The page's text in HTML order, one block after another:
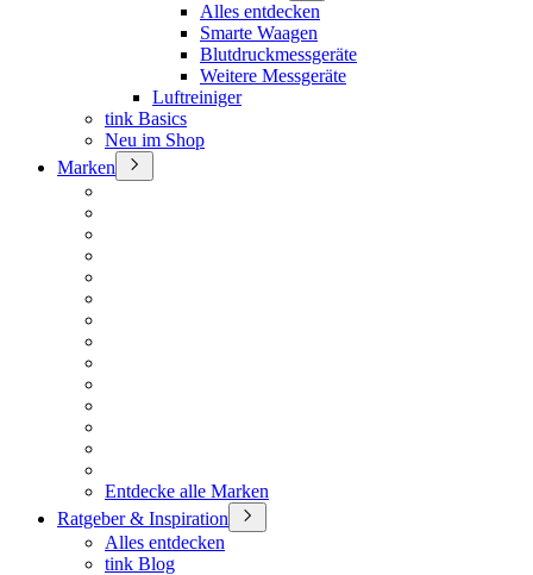
Alles entdecken
Smarte Waagen
Blutdruckmessgeräte
Weitere Messgeräte
Luftreiniger
tink Basics
Neu im Shop
Marken
Entdecke alle Marken
Ratgeber & Inspiration
Alles entdecken
tink Blog